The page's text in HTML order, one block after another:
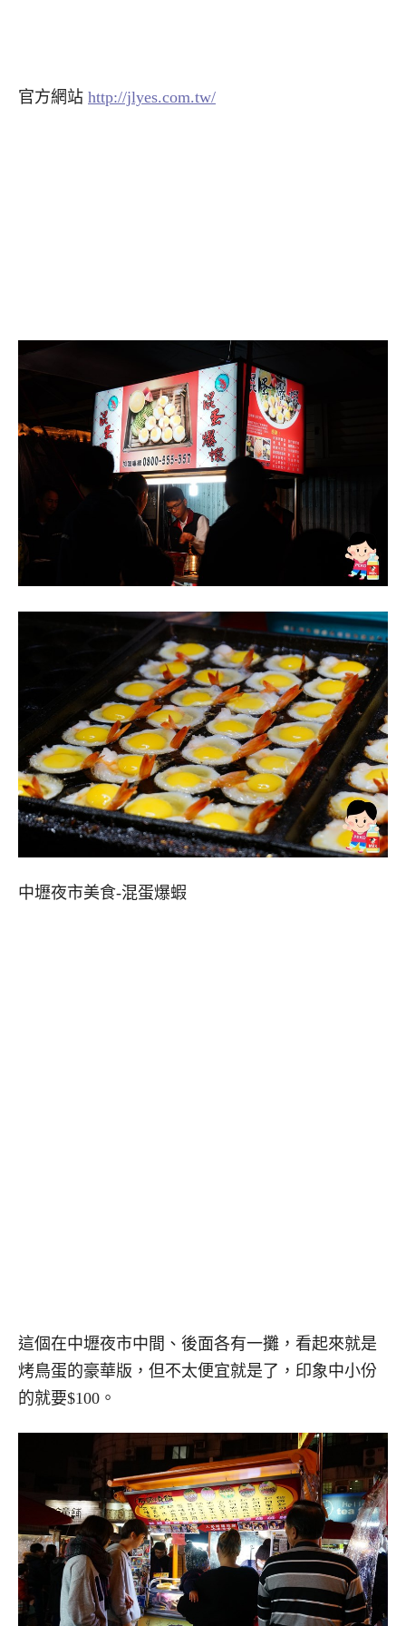
官方網站 http://jlyes.com.tw/
中壢夜市美食-混蛋爆蝦
這個在中壢夜市中間、後面各有一攤，看起來就是
烤鳥蛋的豪華版，但不太便宜就是了，印象中小份
的就要$100。